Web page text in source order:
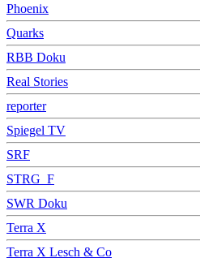
Phoenix
Quarks
RBB Doku
Real Stories
reporter
Spiegel TV
SRF
STRG_F
SWR Doku
Terra X
Terra X Lesch & Co